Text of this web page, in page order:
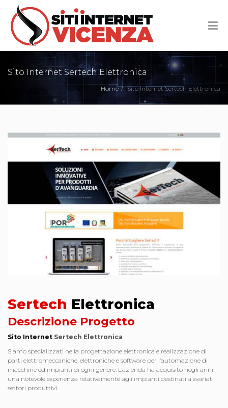
Sito Internet Sertech Elettronica
Home Sito Internet Sertech Elettronica
Sertech Elettronica
Descrizione Progetto
Sito Internet Sertech Elettronica
Siamo specializzati nella progettazione elettronica e realizzazione di
parti elettromeccaniche, elettroniche e software per l’automazione di
macchine ed impianti di ogni genere. L’azienda ha acquisito negli anni
una notevole esperienza relativamente agli impianti destinati a svariati
settori produttivi.